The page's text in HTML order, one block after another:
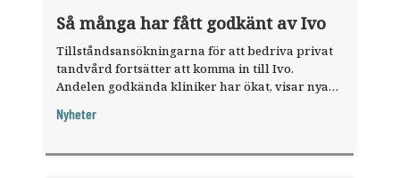
Så många har fått godkänt av Ivo
Tillståndsansökningarna för att bedriva privat
tandvård fortsätter att komma in till Ivo.
Andelen godkända kliniker har ökat, visar nya
Nyheter